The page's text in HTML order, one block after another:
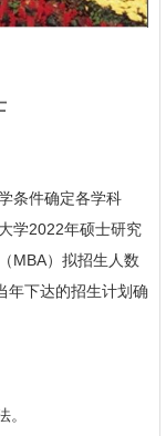
条件确定各学科
学2022年硕士研究
MBA）拟招生人数
年下达的招生计划确